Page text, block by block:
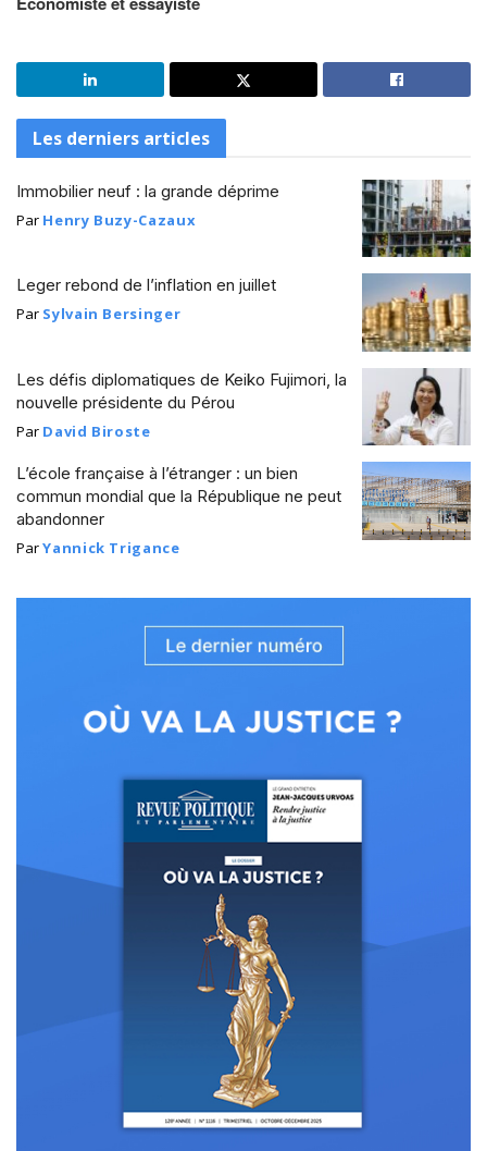
Les derniers articles
Immobilier neuf : la grande déprime
Par Henry Buzy-Cazaux
Leger rebond de l’inflation en juillet
Par Sylvain Bersinger
Les défis diplomatiques de Keiko Fujimori, la
nouvelle présidente du Pérou
Par David Biroste
L’école française à l’étranger : un bien
commun mondial que la République ne peut
abandonner
ParYannick Trigance